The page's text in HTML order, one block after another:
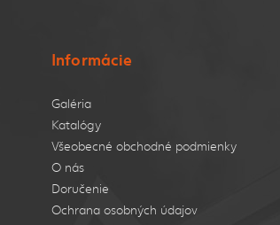
Informácie
Galéria
Katalógy
Všeobecné obchodné podmienky
O nás
Doručenie
Ochrana osobných údajov